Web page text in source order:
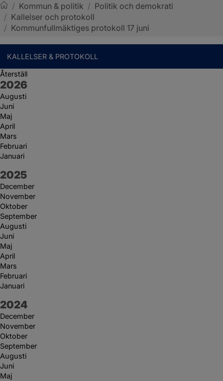
Sotenäs kommun
/ Kommun & politik / Politik och demokrati
/ Kallelser och protokoll
/ Kommunfullmäktiges protokoll 17 juni
KALLELSER & PROTOKOLL
Återställ
År:
2026
Augusti
Juni
Maj
April
Mars
Februari
Januari
År:
2025
December
November
Oktober
September
Augusti
Juni
Maj
April
Mars
Februari
Januari
År:
2024
December
November
Oktober
September
Augusti
Juni
Maj